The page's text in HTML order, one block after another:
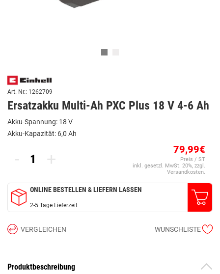
Art. Nr.: 1262709
Ersatzakku Multi-Ah PXC Plus 18 V 4-6 Ah
Akku-Spannung: 18 V
Akku-Kapazität: 6,0 Ah
- + 79,99€
Preis / ST
inkl. gesetzl. MwSt. 20%, zzgl.
Versandkosten.
ONLINE BESTELLEN & LIEFERN LASSEN
2-5 Tage Lieferzeit
VERGLEICHEN WUNSCHLISTE
Produktbeschreibung